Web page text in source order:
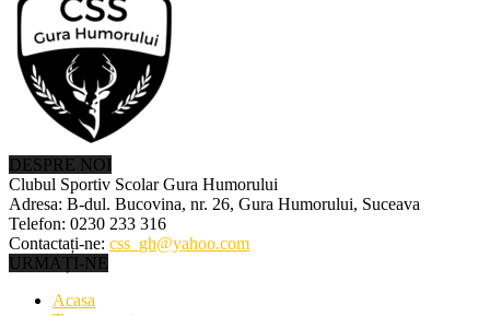
DESPRE NOI
Clubul Sportiv Scolar Gura Humorului
Adresa: B-dul. Bucovina, nr. 26, Gura Humorului, Suceava
Telefon: 0230 233 316
Contactați-ne: css_gh@yahoo.com
URMAȚI-NE
Acasa